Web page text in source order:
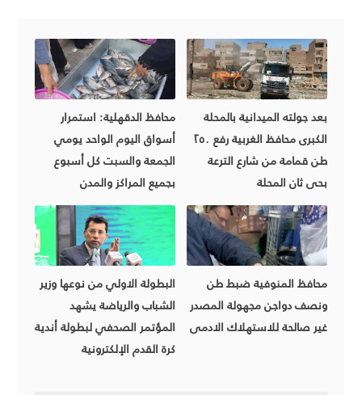
محافظ الدقهلية: استمرار
أسواق اليوم الواحد يومي
الجمعة والسبت كل أسبوع
بجميع المراكز والمدن
بعد جولته الميدانية بالمحلة
الكبرى محافظ الغربية رفع ٢٥٠
طن قمامة من شارع الترعة
بحى ثان المحلة
البطولة الاولي من نوعها وزير
الشباب والرياضة يشهد
المؤتمر الصحفي لبطولة أندية
كرة القدم الإلكترونية
محافظ المنوفية ضبط طن
ونصف دواجن مجهولة المصدر
غير صالحة للاستهلاك الادمى